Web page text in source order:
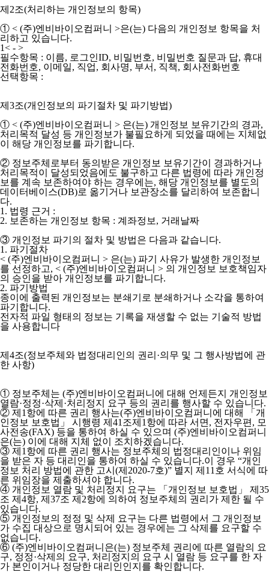
제2조(처리하는 개인정보의 항목)
① < (주)엔비바이오컴퍼니 >은(는) 다음의 개인정보 항목을 처
리하고 있습니다.
1< - >
필수항목 : 이름, 로그인ID, 비밀번호, 비밀번호 질문과 답, 휴대
전화번호, 이메일, 직업, 회사명, 부서, 직책, 회사전화번호
선택항목 :
제3조(개인정보의 파기절차 및 파기방법)
① < (주)엔비바이오컴퍼니 > 은(는) 개인정보 보유기간의 경과,
처리목적 달성 등 개인정보가 불필요하게 되었을 때에는 지체없
이 해당 개인정보를 파기합니다.
② 정보주체로부터 동의받은 개인정보 보유기간이 경과하거나
처리목적이 달성되었음에도 불구하고 다른 법령에 따라 개인정
보를 계속 보존하여야 하는 경우에는, 해당 개인정보를 별도의
데이터베이스(DB)로 옮기거나 보관장소를 달리하여 보존합니
다.
1. 법령 근거 :
2. 보존하는 개인정보 항목 : 계좌정보, 거래날짜
③ 개인정보 파기의 절차 및 방법은 다음과 같습니다.
1. 파기절차
< (주)엔비바이오컴퍼니 > 은(는) 파기 사유가 발생한 개인정보
를 선정하고, < (주)엔비바이오컴퍼니 > 의 개인정보 보호책임자
의 승인을 받아 개인정보를 파기합니다.
2. 파기방법
종이에 출력된 개인정보는 분쇄기로 분쇄하거나 소각을 통하여
파기합니다.
전자적 파일 형태의 정보는 기록을 재생할 수 없는 기술적 방법
을 사용합니다
제4조(정보주체와 법정대리인의 권리·의무 및 그 행사방법에 관
한 사항)
① 정보주체는 (주)엔비바이오컴퍼니에 대해 언제든지 개인정보
열람·정정·삭제·처리정지 요구 등의 권리를 행사할 수 있습니다.
② 제1항에 따른 권리 행사는(주)엔비바이오컴퍼니에 대해 「개
인정보 보호법」 시행령 제41조제1항에 따라 서면, 전자우편, 모
사전송(FAX) 등을 통하여 하실 수 있으며 (주)엔비바이오컴퍼니
은(는) 이에 대해 지체 없이 조치하겠습니다.
③ 제1항에 따른 권리 행사는 정보주체의 법정대리인이나 위임
을 받은 자 등 대리인을 통하여 하실 수 있습니다.이 경우 “개인
정보 처리 방법에 관한 고시(제2020-7호)” 별지 제11호 서식에 따
른 위임장을 제출하셔야 합니다.
④ 개인정보 열람 및 처리정지 요구는 「개인정보 보호법」 제35
조 제4항, 제37조 제2항에 의하여 정보주체의 권리가 제한 될 수
있습니다.
⑤ 개인정보의 정정 및 삭제 요구는 다른 법령에서 그 개인정보
가 수집 대상으로 명시되어 있는 경우에는 그 삭제를 요구할 수
없습니다.
⑥ (주)엔비바이오컴퍼니은(는) 정보주체 권리에 따른 열람의 요
구, 정정·삭제의 요구, 처리정지의 요구 시 열람 등 요구를 한 자
가 본인이거나 정당한 대리인인지를 확인합니다.